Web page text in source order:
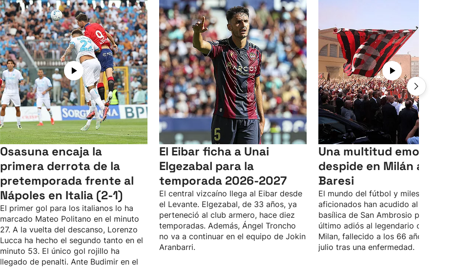
Osasuna encaja la
primera derrota de la
pretemporada frente al
Nápoles en Italia (2-1)
El primer gol para los italianos lo ha
marcado Mateo Politano en el minuto
27. A la vuelta del descanso, Lorenzo
Lucca ha hecho el segundo tanto en el
minuto 53. El único gol rojillo ha
llegado de penalti. Ante Budimir en el
El Eibar ficha a Unai
Elgezabal para la
temporada 2026-2027
El central vizcaíno llega al Eibar desde
el Levante. Elgezabal, de 33 años, ya
perteneció al club armero, hace diez
temporadas. Además, Ángel Troncho
no va a continuar en el equipo de Jokin
Aranbarri.
Una multitud
despide en Milán a
Baresi
El mundo del fútbol y miles de
aficionados han acudido al funeral
basílica de San Ambrosio para dar el
último adiós al legendario capitán del
Milan, fallecido a los 66 años el 31 de
julio tras una enfermedad.